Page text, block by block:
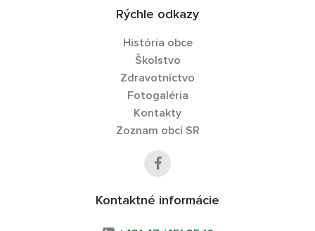
Rýchle odkazy
História obce
Školstvo
Zdravotníctvo
Fotogaléria
Kontakty
Zoznam obcí SR
Kontaktné informácie